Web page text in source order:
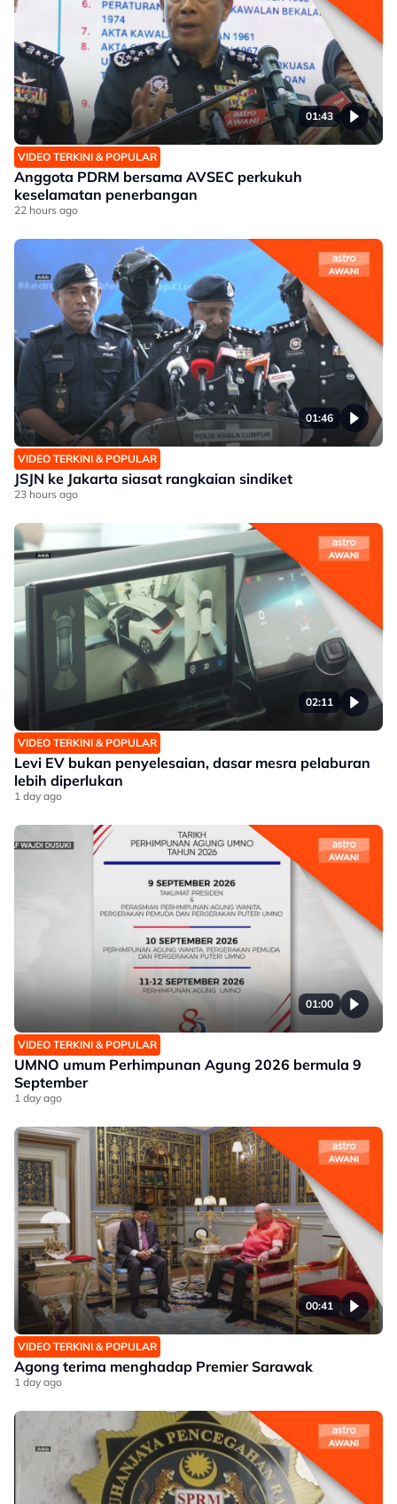
01:43
VIDEO TERKINI & POPULAR
Anggota PDRM bersama AVSEC perkukuh
keselamatan penerbangan
22 hours ago
01:46
VIDEO TERKINI & POPULAR
JSJN ke Jakarta siasat rangkaian sindiket
23 hours ago
02:11
VIDEO TERKINI & POPULAR
Levi EV bukan penyelesaian, dasar mesra pelaburan
lebih diperlukan
1 day ago
01:00
VIDEO TERKINI & POPULAR
UMNO umum Perhimpunan Agung 2026 bermula 9
September
1 day ago
00:41
VIDEO TERKINI & POPULAR
Agong terima menghadap Premier Sarawak
1 day ago